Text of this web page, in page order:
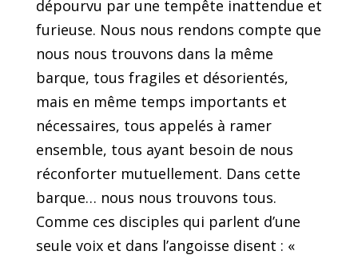
dépourvu par une tempête inattendue et
furieuse. Nous nous rendons compte que
nous nous trouvons dans la même
barque, tous fragiles et désorientés,
mais en même temps importants et
nécessaires, tous appelés à ramer
ensemble, tous ayant besoin de nous
réconforter mutuellement. Dans cette
barque… nous nous trouvons tous.
Comme ces disciples qui parlent d’une
seule voix et dans l’angoisse disent : «